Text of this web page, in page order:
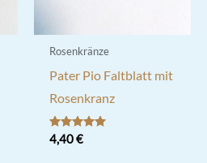
Rosenkränze
Pater Pio Faltblatt mit
Rosenkranz
Bewertet mit
5.00
4,40€